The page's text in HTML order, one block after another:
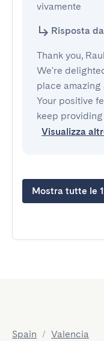
vivamente
Risposta
Thank you,
We're
place amazing
Your positive
keep
Visualizza
Mostra tutte le
Spain / Valencia